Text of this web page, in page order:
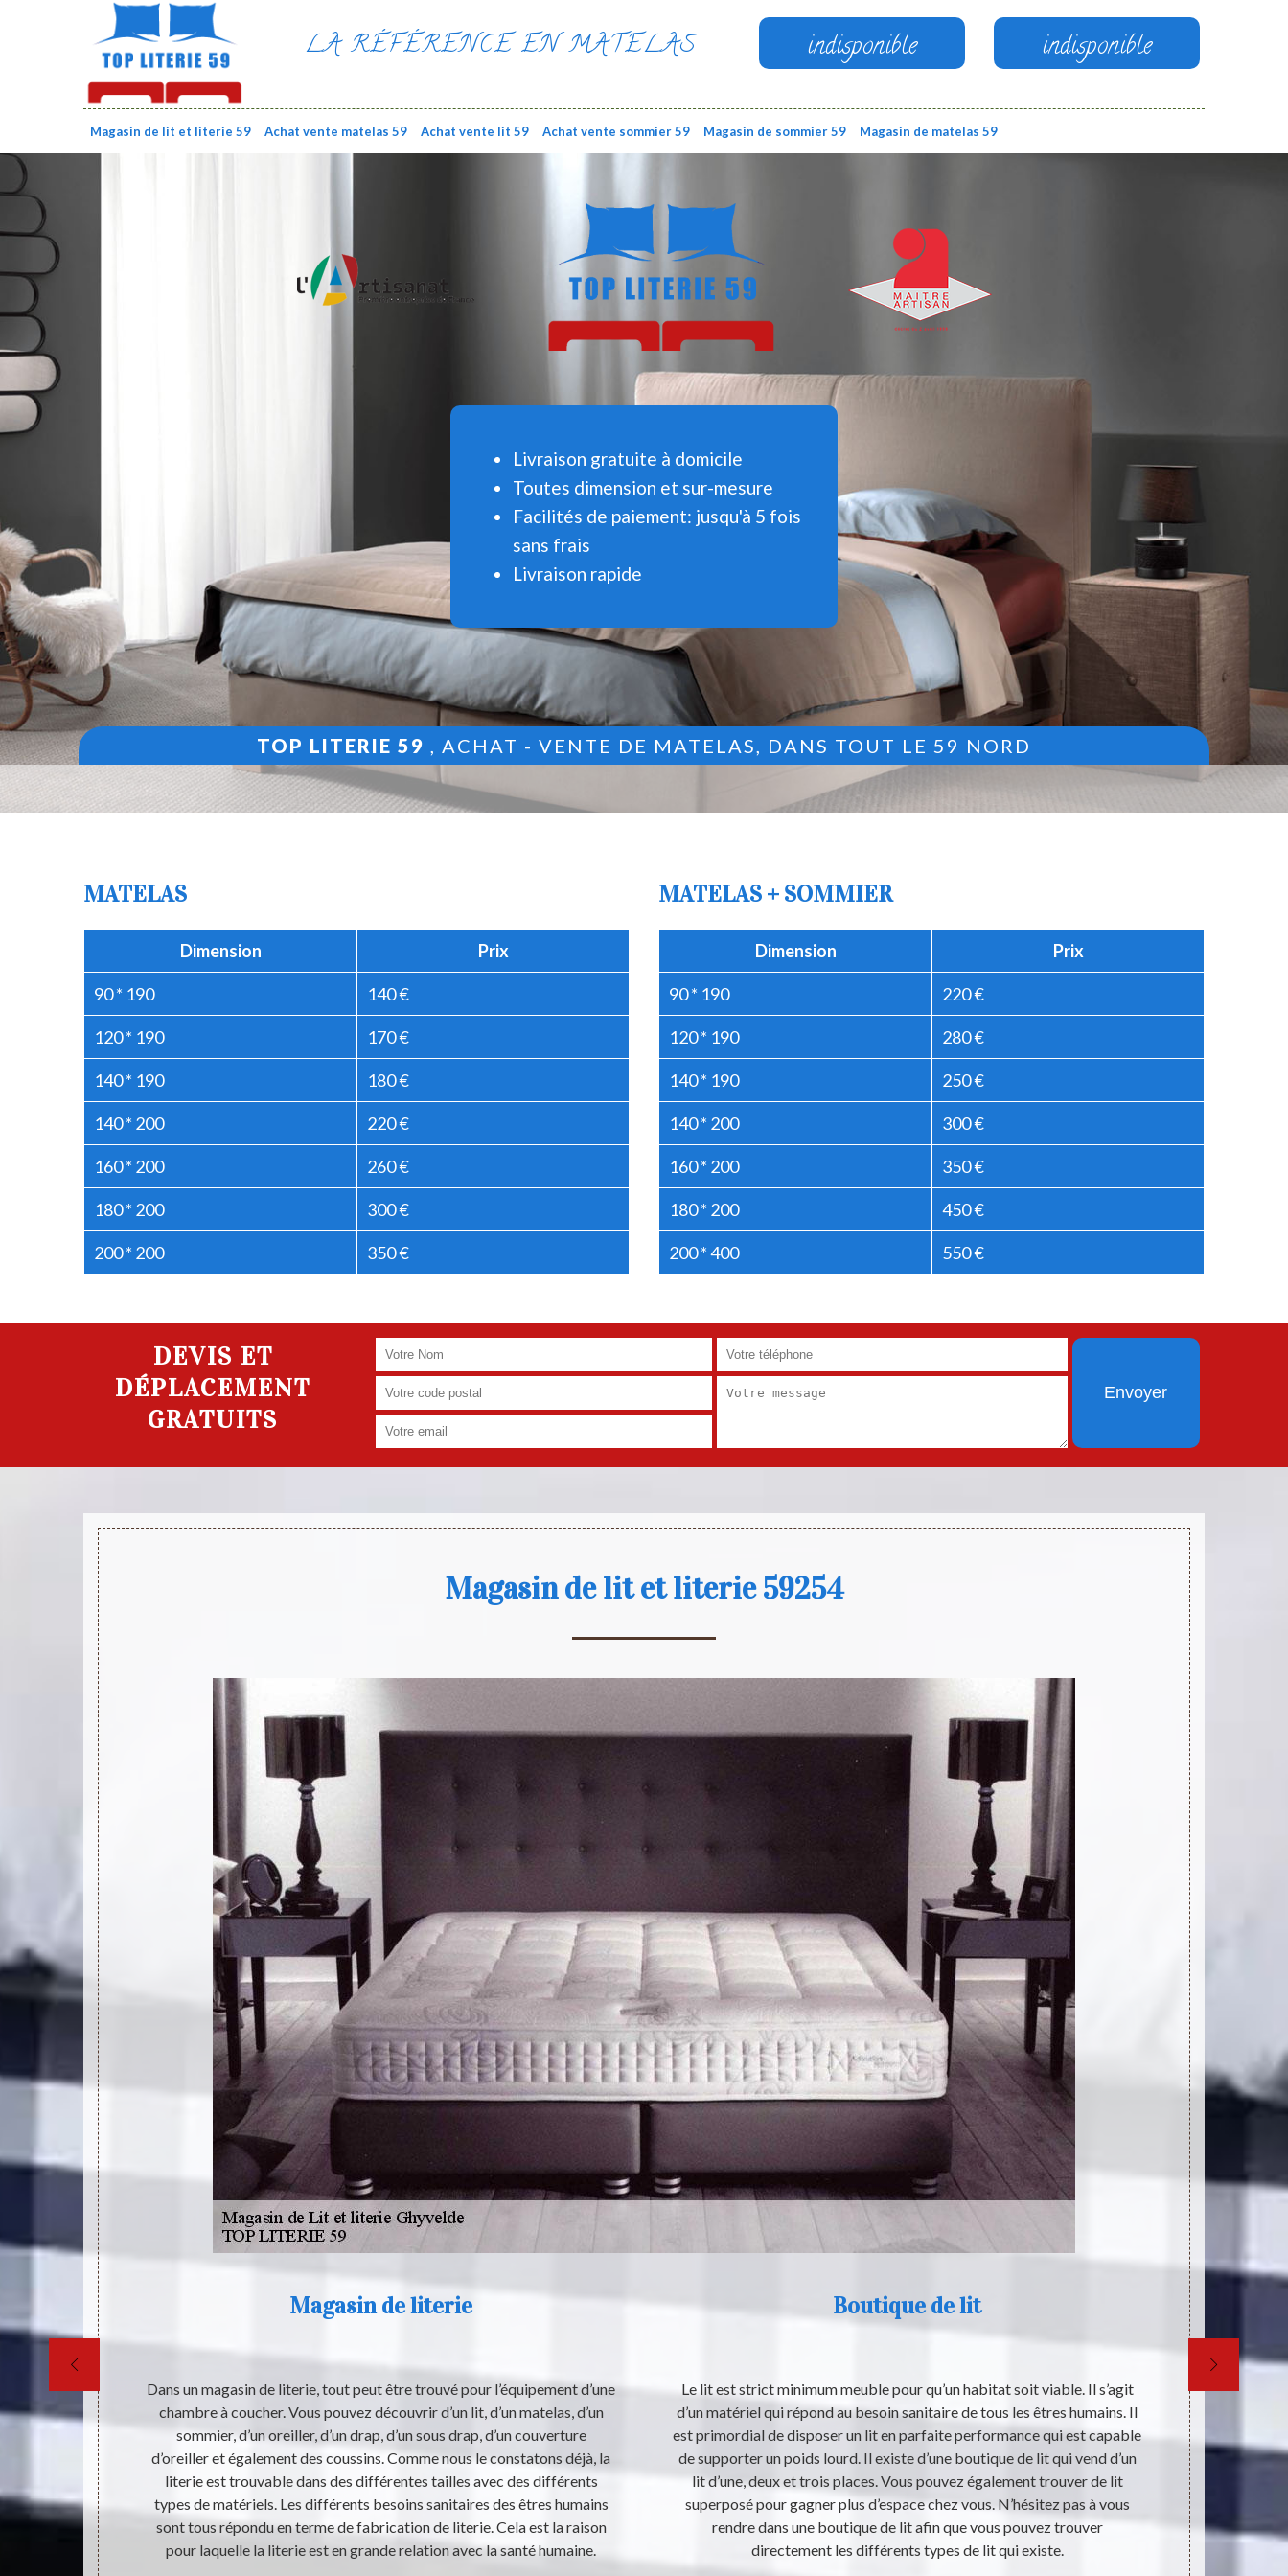
LA RÉFÉRENCE EN MATELAS indisponible indisponible
Magasin de lit et literie 59 Achat vente matelas 59 Achat vente lit 59 Achat vente sommier 59 Magasin de sommier 59 Magasin de matelas 59
Livraison gratuite à domicile
Toutes dimension et sur-mesure
Facilités de paiement: jusqu'à 5 fois
sans frais
Livraison rapide
TOP LITERIE 59 , ACHAT - VENTE DE MATELAS, DANS TOUT LE 59 NORD
MATELAS
Dimension Prix
90 * 190 140 €
120 * 190 170 €
140 * 190 180 €
140 * 200 220 €
160 * 200 260 €
180 * 200 300 €
200 * 200 350 €
MATELAS + SOMMIER
Dimension Prix
90 * 190 220 €
120 * 190 280 €
140 * 190 250 €
140 * 200 300 €
160 * 200 350 €
180 * 200 450 €
200 * 400 550 €
DEVIS ET
DÉPLACEMENT
GRATUITS
Magasin de lit et literie 59254
dans les
et
qu'elles ne
Magasin de literie
Dans un magasin de literie, tout peut être trouvé pour l’équipement d’une
chambre à coucher. Vous pouvez découvrir d’un lit, d’un matelas, d’un
sommier, d’un oreiller, d’un drap, d’un sous drap, d’un couverture
d’oreiller et également des coussins. Comme nous le constatons déjà, la
literie est trouvable dans des différentes tailles avec des différents
types de matériels. Les différents besoins sanitaires des êtres humains
sont tous répondu en terme de fabrication de literie. Cela est la raison
pour laquelle la literie est en grande relation avec la santé humaine.
Boutique de lit
Le lit est strict minimum meuble pour qu’un habitat soit viable. Il s’agit
d’un matériel qui répond au besoin sanitaire de tous les êtres humains. Il
est primordial de disposer un lit en parfaite performance qui est capable
de supporter un poids lourd. Il existe d’une boutique de lit qui vend d’un
lit d’une, deux et trois places. Vous pouvez également trouver de lit
superposé pour gagner plus d’espace chez vous. N’hésitez pas à vous
rendre dans une boutique de lit afin que vous pouvez trouver
directement les différents types de lit qui existe.
Le lit
la
satisfaire.